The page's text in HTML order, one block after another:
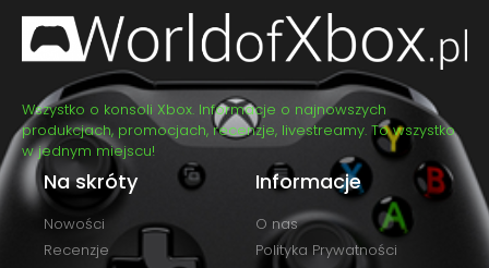
Wszystko o konsoli Xbox. Informacje o najnowszych
produkcjach, promocjach, recenzje, livestreamy. To wszystko
w jednym miejscu!
Na skróty
Nowości
Recenzje
Informacje
O nas
Polityka Prywatności